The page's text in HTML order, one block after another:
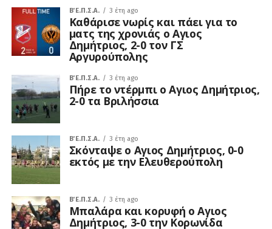
Β΄ Ε.Π.Σ.Α. 3 έτη ago
Καθάρισε νωρίς και πάει για το
ματς της χρονιάς ο Αγιος
Δημήτριος, 2-0 τον ΓΣ
Αργυρούπολης
Β΄ Ε.Π.Σ.Α. 3 έτη ago
Πήρε το ντέρμπι ο Αγιος Δημήτριος,
2-0 τα Βριλήσσια
Β΄ Ε.Π.Σ.Α. 3 έτη ago
Σκόνταψε ο Αγιος Δημήτριος, 0-0
εκτός με την Ελευθερούπολη
Β΄ Ε.Π.Σ.Α. 3 έτη ago
Μπαλάρα και κορυφή ο Αγιος
Δημήτριος, 3-0 την Κορωνίδα